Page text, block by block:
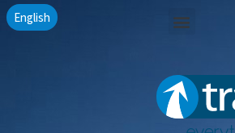
Menu
English